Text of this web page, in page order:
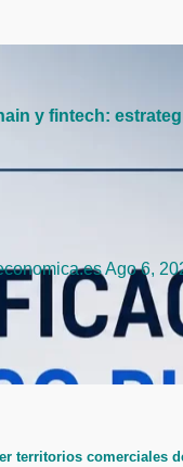
y fintech:
Ago 6,
territorios comerciales